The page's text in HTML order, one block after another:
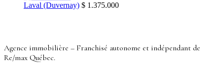
Laval (Duvernay) $ 1.375.000
Agence immobilière – Franchisé autonome et indépendant de
Re/max Québec.